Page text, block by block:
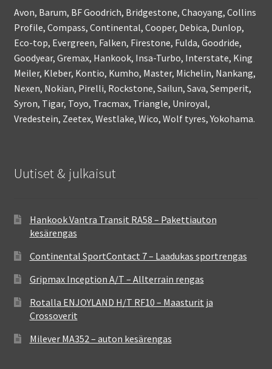
Avon, Barum, BF Goodrich, Bridgestone, Chaoyang, Collins
Profile, Compass, Continental, Cooper, Debica, Dunlop,
Eco-top, Evergreen, Falken, Firestone, Fulda, Goodride,
Goodyear, Gremax, Hankook, Insa-Turbo, Interstate, King
Meiler, Kleber, Kontio, Kumho, Master, Michelin, Nankang,
Nexen, Nokian, Pirelli, Rockstone, Sailun, Sava, Semperit,
Syron, Tigar, Toyo, Tracmax, Triangle, Uniroyal,
Vredestein, Zeetex, Westlake, Wico, Wolf tyres, Yokohama.
Uutiset & julkaisut
Hankook Vantra Transit RA58 – Pakettiauton
kesärengas
Continental SportContact 7 – Laadukas sportrengas
Gripmax Inception A/T – Allterrain rengas
Rotalla ENJOYLAND H/T RF10 – Maasturit ja
Crossoverit
Milever MA352 – auton kesärengas